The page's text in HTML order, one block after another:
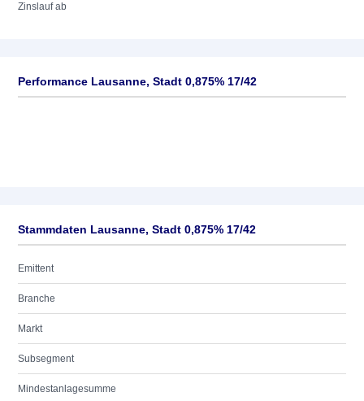
Zinslauf ab
Performance Lausanne, Stadt 0,875% 17/42
Stammdaten Lausanne, Stadt 0,875% 17/42
Emittent
Branche
Markt
Subsegment
Mindestanlagesumme